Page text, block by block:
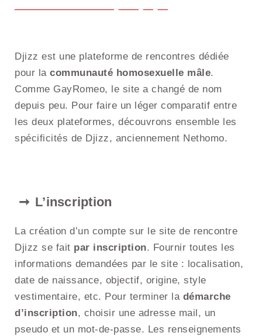
Djizz est une plateforme de rencontres dédiée
pour la communauté homosexuelle mâle.
Comme GayRomeo, le site a changé de nom
depuis peu. Pour faire un léger comparatif entre
les deux plateformes, découvrons ensemble les
spécificités de Djizz, anciennement Nethomo.
L’inscription
La création d’un compte sur le site de rencontre
Djizz se fait par inscription. Fournir toutes les
informations demandées par le site : localisation,
date de naissance, objectif, origine, style
vestimentaire, etc. Pour terminer la démarche
d’inscription, choisir une adresse mail, un
pseudo et un mot-de-passe. Les renseignements